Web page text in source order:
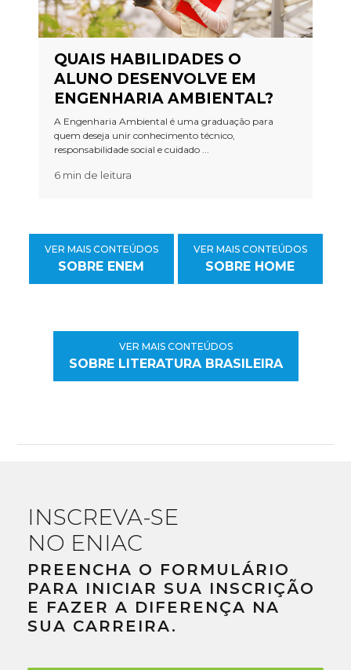
QUAIS HABILIDADES O
ALUNO DESENVOLVE EM
ENGENHARIA AMBIENTAL?
A Engenharia Ambiental é uma graduação para
quem deseja unir conhecimento técnico,
responsabilidade social e cuidado ...
6 min de leitura
VER MAIS CONTEÚDOS
SOBRE ENEM
VER MAIS CONTEÚDOS
SOBRE HOME
VER MAIS CONTEÚDOS
SOBRE LITERATURA BRASILEIRA
INSCREVA-SE
NO ENIAC
PREENCHA O FORMULÁRIO
PARA INICIAR SUA INSCRIÇÃO
E FAZER A DIFERENÇA NA
SUA CARREIRA.